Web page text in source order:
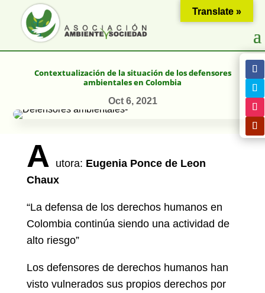
Contextualización de la situación de los defensores
ambientales en Colombia
Oct 6, 2021
A utora: Eugenia Ponce de Leon
Chaux
“La defensa de los derechos humanos en
Colombia continúa siendo una actividad de
alto riesgo”
Los defensores de derechos humanos han
visto vulnerados sus propios derechos por
Translate »